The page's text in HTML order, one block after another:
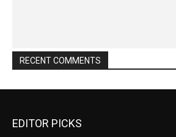
RECENT COMMENTS
EDITOR PICKS